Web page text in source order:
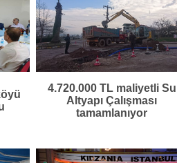
4.720.000 TL maliyetli Su
Altyapı Çalışması
tamamlanıyor